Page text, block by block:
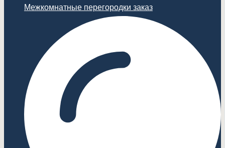
Межкомнатные перегородки заказ